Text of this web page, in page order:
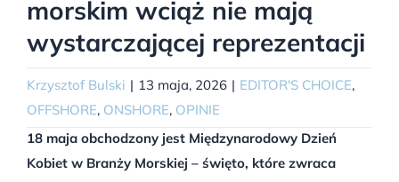
morskim wciąż nie mają
wystarczającej reprezentacji
Krzysztof Bulski | 13 maja, 2026 | EDITOR'S CHOICE,
OFFSHORE, ONSHORE, OPINIE
18 maja obchodzony jest Międzynarodowy Dzień
Kobiet w Branży Morskiej – święto, które zwraca